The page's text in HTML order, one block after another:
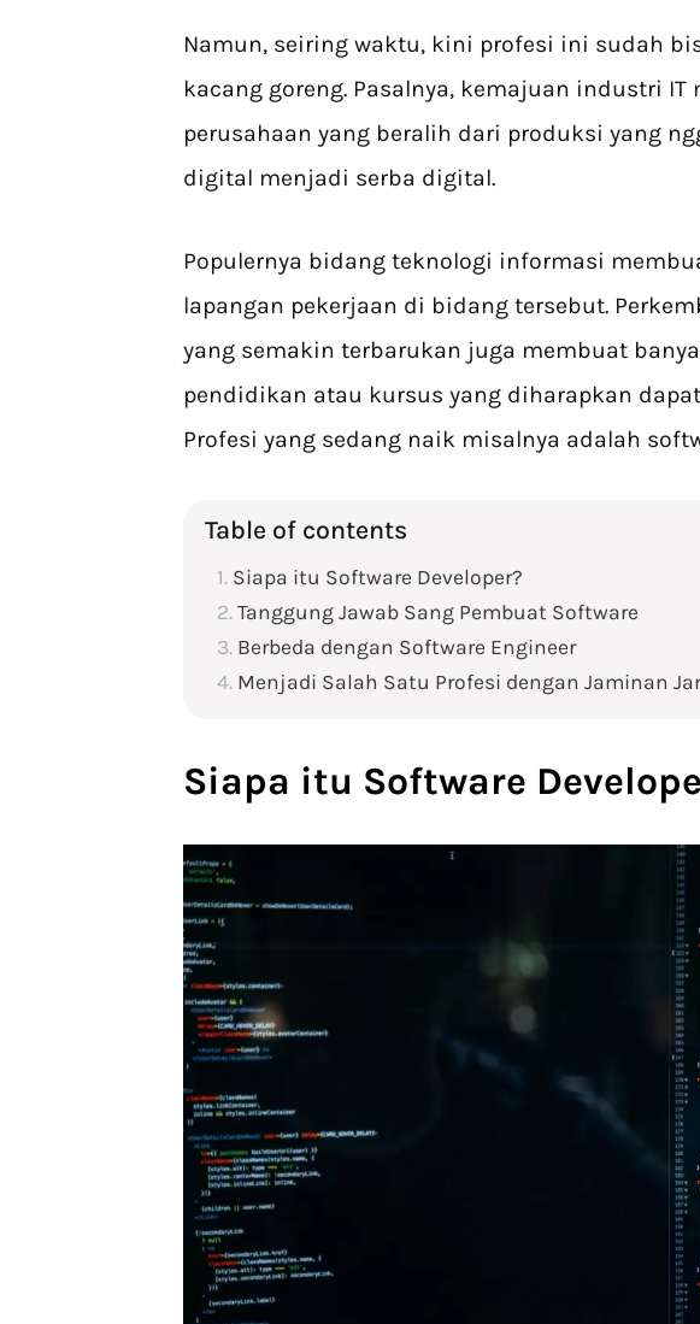
Namun, seiring waktu, kini profesi ini sudah
kacang goreng. Pasalnya, kemajuan industri
perusahaan yang beralih dari produksi yang
digital menjadi serba digital.
Populernya bidang teknologi informasi
lapangan pekerjaan di bidang tersebut.
yang semakin terbarukan juga membuat
pendidikan atau kursus yang diharapkan
Profesi yang sedang naik misalnya adalah
Table of contents
Siapa itu Software Developer?
Tanggung Jawab Sang Pembuat Software
Berbeda dengan Software Engineer
Menjadi Salah Satu Profesi dengan Jaminan
Siapa itu Software